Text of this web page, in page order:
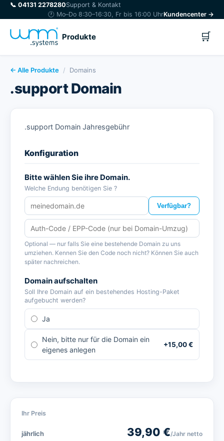
📞 04131 2278280Support & Kontakt
🕐 Mo–Do 8:30–16:30, Fr bis 16:00 UhrKundencenter →
Produkte 🛒
← Alle Produkte / Domains
.support Domain
.support Domain Jahresgebühr
Konfiguration
Bitte wählen Sie ihre Domain.
Welche Endung benötigen Sie ?
Verfügbar?
Optional — nur falls Sie eine bestehende Domain zu uns
umziehen. Kennen Sie den Code noch nicht? Können Sie auch
später nachreichen.
Domain aufschalten
Soll Ihre Domain auf ein bestehendes Hosting-Paket
aufgebucht werden?
Ja
Nein, bitte nur für die Domain ein
eigenes anlegen
+15,00€
Ihr Preis
jährlich 39,90 €/Jahr netto